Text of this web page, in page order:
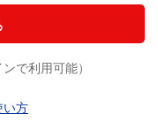
で利用可能）
い方